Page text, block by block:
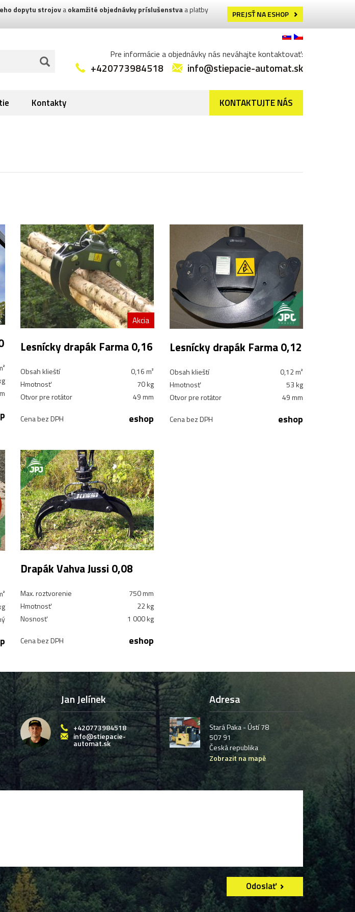
dopytu strojovaokamžité objednávky príslušenstvaa platby
PREJSŤ NA ESHOP
Pre informácie a objednávky nás neváhajte kontaktovať:
+420773984518 info@stiepacie-automat.sk
Kontakty KONTAKTUJTE NÁS
Akcia
Lesnícky drapák Farma 0,16
Obsah klieští
0,16 m²
Hmotnosť
70 kg
Otvor pre rotátor
49 mm
Cena bez DPH eshop
Lesnícky drapák Farma 0,12
Obsah klieští
0,12 m²
Hmotnosť
53 kg
Otvor pre rotátor
49 mm
Cena bez DPH eshop
Drapák Vahva Jussi 0,08
Max. roztvorenie
750 mm
Hmotnosť
22 kg
Nosnosť
1 000 kg
Cena bez DPH eshop
Jan Jelínek
+420773984518
info@stiepacie-
automat.sk
Adresa
Stará Paka - Ústí 78
507 91
Česká republika
Zobrazit na mapě
Odoslať